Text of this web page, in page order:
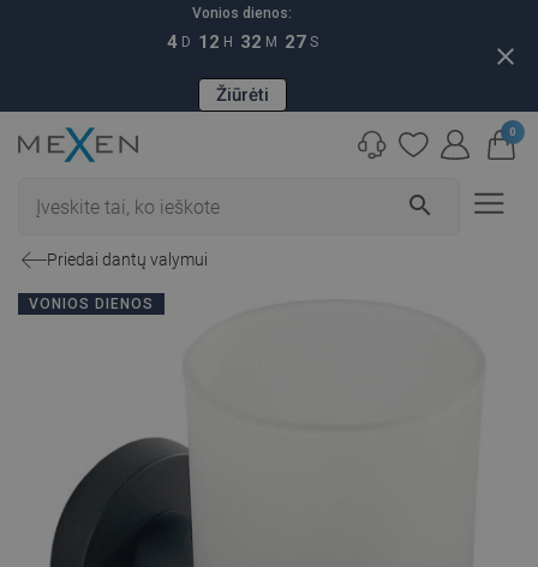
Vonios dienos:
4 D 12 H 32 M 26 S
Žiūrėti
close
search
0
Priedai dantų valymui
VONIOS DIENOS